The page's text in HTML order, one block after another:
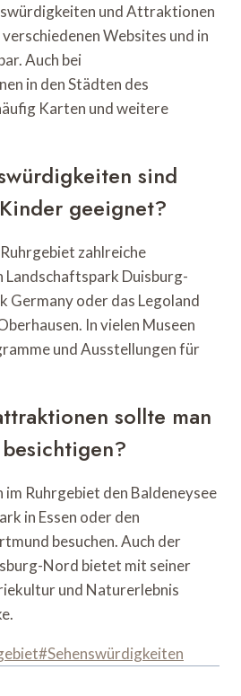
und Attraktionen
Websites und in
Auch bei
in den Städten des
Karten und weitere
sind
geeignet?
zahlreiche
Duisburg-
Germany oder das Legoland
In vielen Museen
und Ausstellungen für
sollte man
Ruhrgebiet den Baldeneysee
in Essen oder den
besuchen. Auch der
Nord bietet mit seiner
und Naturerlebnis
#Sehenswürdigkeiten